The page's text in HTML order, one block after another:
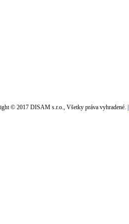
© 2017 DISAM s.r.o., Všetky práva vyhradené. |